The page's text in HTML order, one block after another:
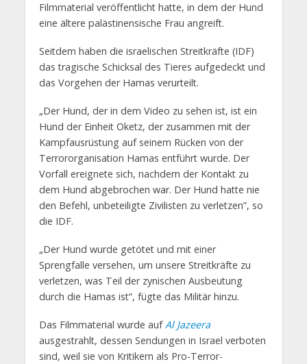
Filmmaterial veröffentlicht hatte, in dem der Hund
eine ältere palästinensische Frau angreift.
Seitdem haben die israelischen Streitkräfte (IDF)
das tragische Schicksal des Tieres aufgedeckt und
das Vorgehen der Hamas verurteilt.
„Der Hund, der in dem Video zu sehen ist, ist ein
Hund der Einheit Oketz, der zusammen mit der
Kampfausrüstung auf seinem Rücken von der
Terrororganisation Hamas entführt wurde. Der
Vorfall ereignete sich, nachdem der Kontakt zu
dem Hund abgebrochen war. Der Hund hatte nie
den Befehl, unbeteiligte Zivilisten zu verletzen”, so
die IDF.
„Der Hund wurde getötet und mit einer
Sprengfalle versehen, um unsere Streitkräfte zu
verletzen, was Teil der zynischen Ausbeutung
durch die Hamas ist“, fügte das Militär hinzu.
Das Filmmaterial wurde aufAl Jazeera
ausgestrahlt, dessen Sendungen in Israel verboten
sind, weil sie von Kritikern als Pro-Terror-